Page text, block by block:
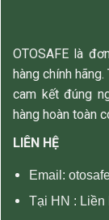
OTOSAFE là
hàng chính
cam kết đúng
hàng hoàn toàn
LIÊN HỆ
Email:
Tại HN :